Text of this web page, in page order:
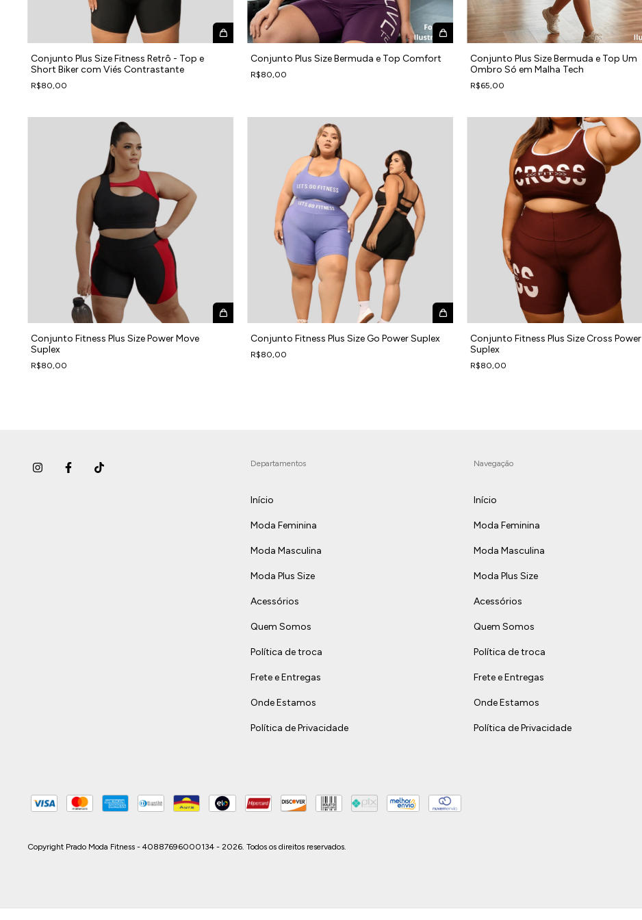
Conjunto Plus Size Fitness Retrô - Top e
Short Biker com Viés Contrastante
R$80,00
Conjunto Plus Size Bermuda e Top Comfort
R$80,00
Conjunto Plus Size Bermuda e Top Um
Ombro Só em Malha Tech
R$65,00
Conjunto Fitness Plus Size Power Move
Suplex
R$80,00
Conjunto Fitness Plus Size Go Power Suplex
R$80,00
Conjunto Fitness Plus Size Cross Power
Suplex
R$80,00
Departamentos
Início
Moda Feminina
Moda Masculina
Moda Plus Size
Acessórios
Quem Somos
Política de troca
Frete e Entregas
Onde Estamos
Política de Privacidade
Navegação
Início
Moda Feminina
Moda Masculina
Moda Plus Size
Acessórios
Quem Somos
Política de troca
Frete e Entregas
Onde Estamos
Política de Privacidade
Copyright Prado Moda Fitness - 40887696000134 - 2026. Todos os direitos reservados.